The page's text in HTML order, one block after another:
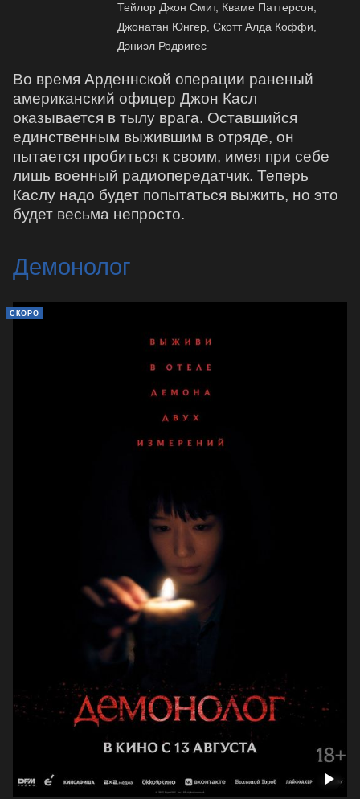
Тейлор Джон Смит, Кваме Паттерсон,
Джонатан Юнгер, Скотт Алда Коффи,
Дэниэл Родригес
Во время Арденнской операции раненый
американский офицер Джон Касл
оказывается в тылу врага. Оставшийся
единственным выжившим в отряде, он
пытается пробиться к своим, имея при себе
лишь военный радиопередатчик. Теперь
Каслу надо будет попытаться выжить, но это
будет весьма непросто.
Демонолог
СКОРО